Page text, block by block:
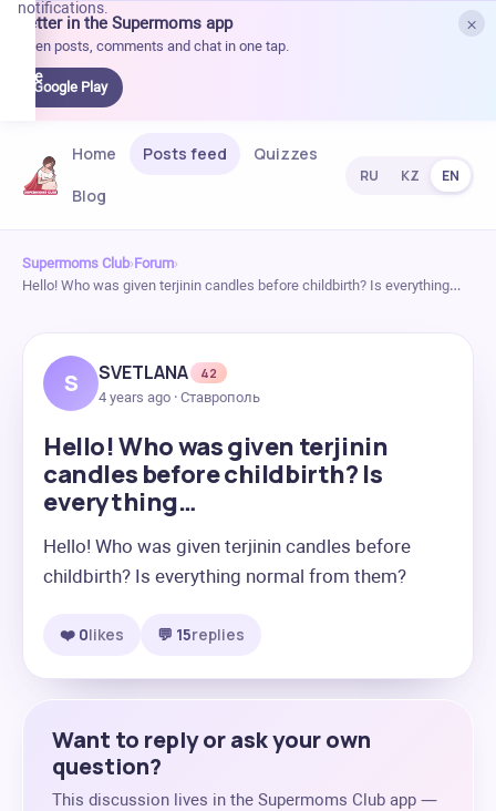
×
Better in the Supermoms app
Open posts, comments and chat in one tap.
Google Play
notifications.
Home Posts feed
Quizzes
Blog
RU KZ EN
Supermoms Club›Forum›
Hello! Who was given terjinin candles before childbirth? Is everything…
S SVETLANA
42
4 years ago · Ставрополь
Hello! Who was given terjinin
candles before childbirth? Is
everything…
Hello! Who was given terjinin candles before
childbirth? Is everything normal from them?
❤️ 0likes 💬 15replies
Want to reply or ask your own
question?
This discussion lives in the Supermoms Club app —